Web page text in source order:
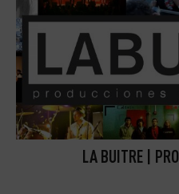
LA BUITRE |